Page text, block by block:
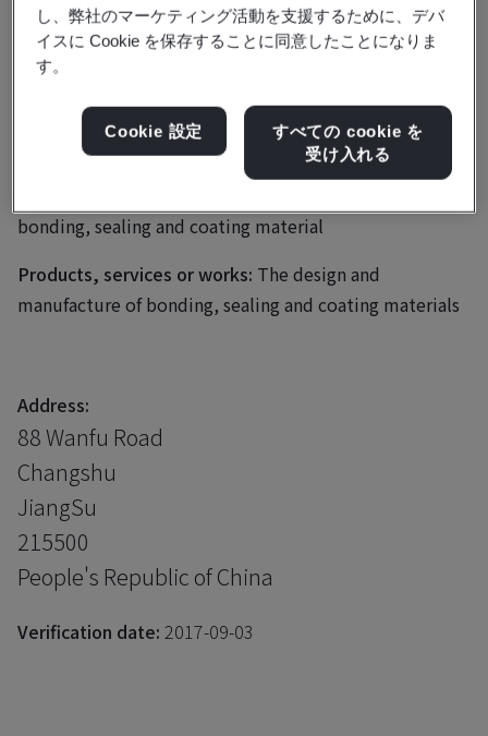
EFTEC (Changshu)
Automotive Material Ltd.
bonding, sealing and coating material
Products, services or works: The design and
manufacture of bonding, sealing and coating materials
Address:
88 Wanfu Road
Changshu
JiangSu
215500
People's Republic of China
Verification date: 2017-09-03
し、弊社のマーケティング活動を支援するために、デバ
イスに Cookie を保存することに同意したことになりま
す。
Cookie 設定
すべての cookie を
受け入れる